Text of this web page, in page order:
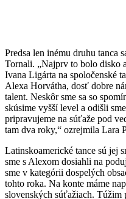
Predsa len inému druhu tanca
Tornali. „Najprv to bolo disko
Ivana Ligárta na spoločenské
Alexa Horvátha, dosť dobre
talent. Neskôr sme sa so
skúsime vyšší level a odišli
pripravujeme na súťaže pod
tam dva roky,“ ozrejmila Lara
Latinskoamerické tance sú jej
sme s Alexom dosiahli na
sme v kategórii dospelých
tohto roka. Na konte máme
slovenských súťažiach. Túžim